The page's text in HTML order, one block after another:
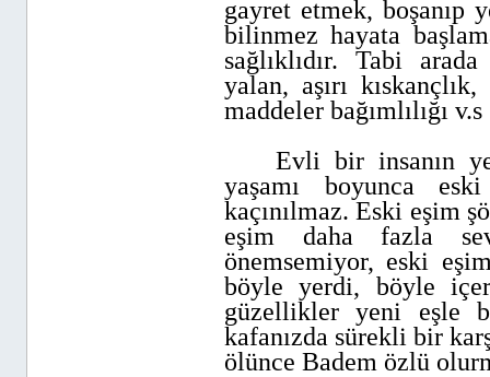
gayret etmek,
bilinmez hayata
sağlıklıdır. Tabi
yalan, aşırı
maddeler bağımlılığı
Evli bir insanın
yaşamı boyunca
kaçınılmaz. Eski eşim
eşim daha fazla
önemsemiyor, eski
böyle yerdi, böyle
güzellikler yeni eşle
kafanızda sürekli bir
ölünce Badem özlü